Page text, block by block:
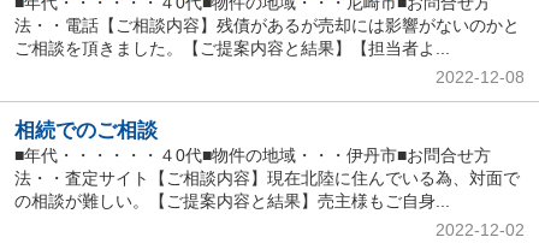
法・・電話【ご相談内容】残債があるが売却には影響がないのかと
ご相談を頂きました。【ご提案内容と結果】【担当者よ...
2022-12-08
相続でのご相談
■年代・・・・・・４0代■物件の地域・・・伊丹市■お問合せ方
法・・査定サイト【ご相談内容】現在北陸に住んでいる為、対面で
の相談が難しい。【ご提案内容と結果】売主様もご自身...
2022-12-02